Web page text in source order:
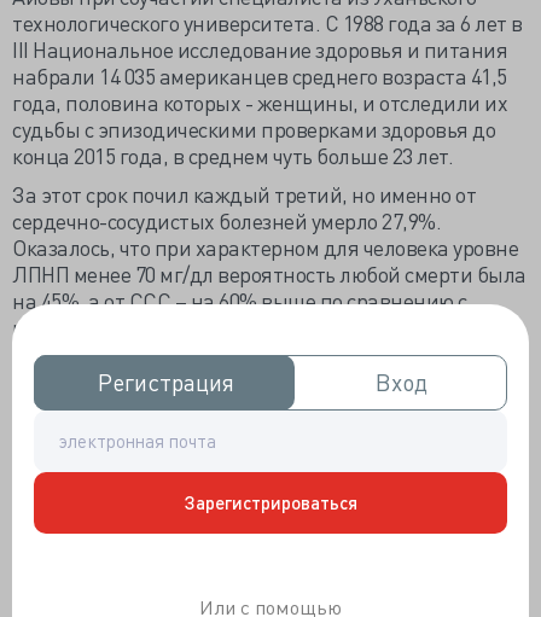
Регистрация
Регистрация Вход
Вход
Зарегистрироваться
Или с помощью
технологического университета. С 1988 года за 6 лет в
III Национальное исследование здоровья и питания
набрали 14 035 американцев среднего возраста 41,5
года, половина которых - женщины, и отследили их
судьбы с эпизодическими проверками здоровья до
конца 2015 года, в среднем чуть больше 23 лет.
За этот срок почил каждый третий, но именно от
сердечно-сосудистых болезней умерло 27,9%.
Оказалось, что при характерном для человека уровне
ЛПНП менее 70 мг/дл вероятность любой смерти была
на 45%, а от ССС – на 60% выше по сравнению с
носителями ЛПНП в диапазоне 100-130 мг/дл. В
четыре раза чаще люди с низким ЛПНП погибали от
инсульта, но очень редко – от ИБС.
Пациентам ЛПНП в диапазоне от 100 до 130 мг/дл
повезло - от ОНМК они не умирали, но гибли от ССЗ
на 63% чаще, чем носители очень высоких
концентраций ЛПНП – за пределами 190 мг/дл, от
конкретной ИБС – на 49% больше. Вот и думайте
крайней мере не вынудит остаток жизни пролежать